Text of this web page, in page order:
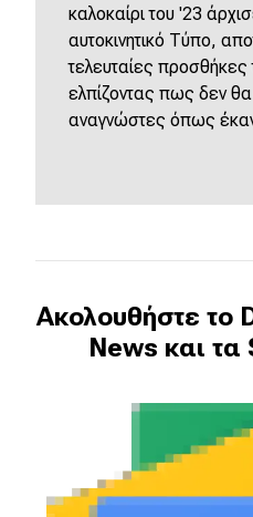
καλοκαίρι του '23
αυτοκινητικό Τύπο,
τελευταίες προσθήκες
ελπίζοντας πως δεν
αναγνώστες όπως
Ακολουθήστε το
News και